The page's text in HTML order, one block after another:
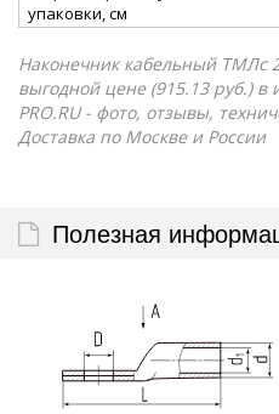
упаковки, см
Наконечник кабельный ТМЛс
выгодной цене (915.13 руб.) в
PRO.RU - фото, отзывы,
Доставка по Москве и России
Полезная